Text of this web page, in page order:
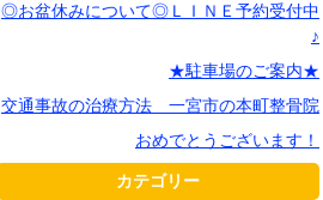
◎お盆休みについて◎ＬＩＮＥ予約受付中
♪
★駐車場のご案内★
交通事故の治療方法 一宮市の本町整骨院
おめでとうございます！
カテゴリー